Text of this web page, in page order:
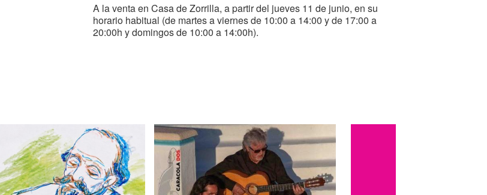
A la venta en Casa de Zorrilla, a partir del jueves 11 de junio, en su
horario habitual (de martes a viernes de 10:00 a 14:00 y de 17:00 a
20:00h y domingos de 10:00 a 14:00h).